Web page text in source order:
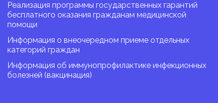
Реализация программы государственных гарантий
бесплатного оказания гражданам медицинской
помощи
Информация о внеочередном приеме отдельных
категорий граждан
Информация об иммунопрофилактике инфекционных
болезней (вакцинация)